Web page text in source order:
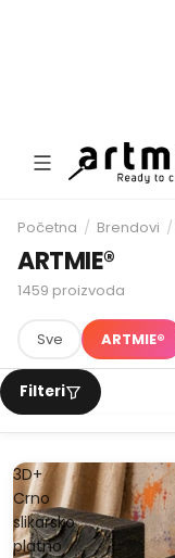
Početna / Brendovi /
ARTMIE®
1459 proizvoda
Sve ARTMIE®
3D+
Crno
slikarsko
platno